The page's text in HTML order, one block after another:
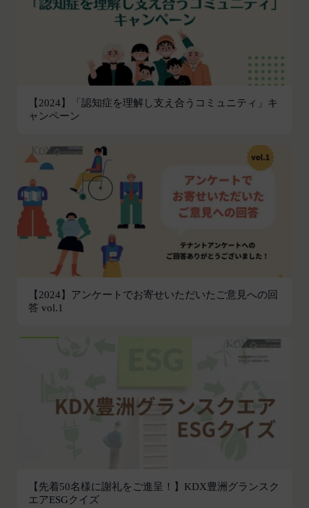
【2024】「認知症を理解し支え合うコミュニティ」キ
ャンペーン
【2024】アンケートでお寄せいただいたご意見への回
答 vol.1
【先着50名様に謝礼をご進呈！】KDX豊洲グランスク
エアESGクイズ
たは不利益等を与えないものとします。
第10条（会員が提供する提供物に関する知的財産権
当社所定の方法により会員が提供する商品レビュ
ー、画像データその他一切の提供物（以下、これら
をまとめて「提供物」といいます。）に関する知的
財産権等の権利は、従前どおり会員が保持するもの
とし、当社がかかる権利を取得することはありませ
前項にかかわらず、会員は当社に対し、提供物に関
し、無償、地域無限定、非独占的、サブライセンス
可能かつ譲渡可能な使用、複製、配布、派生著作物
の作成、表示および実行（以下「使用等」といいま
す。）に関する権利を付与するものとします。
会員は、提供物について、自らが使用等についての
適法な権利を有していることおよび提供物が第三者
の権利を侵害していないことについて保証するもの
とします。
会員は、当社および当社から提供物の権利を承継し
格権を行使しないことをあらかじめ承諾するものと
電子メールの送信、当社ウェブサイト上における掲
示その他当社が適当と認める方法により会員に通知
当社は、前項に定める通知を書面の送付、電子メー
ルの送信によって行う場合、会員が申込時（変更手